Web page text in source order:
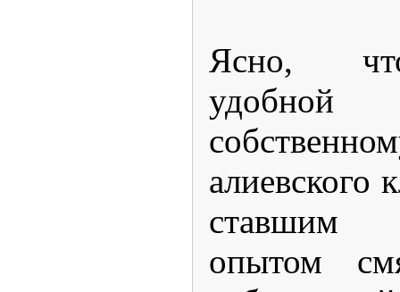
Ясно,
алиевского
ставшим
опытом